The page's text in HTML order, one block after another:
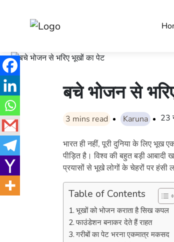
बचे भोजन से
3 mins read Karuna 23
भारत ही नहीं, पूरी दुनिया के लिए
पीड़ित है। विश्व की बहुत बड़ी
प्रयासों से भूखे लोगों के चेहरों पर हंसी
Table of Contents
भूखों को भोजन कराता है सिख कपल
फाउंडेशन बनाकर देते हैं राहत
गरीबों का पेट भरना एकमात्र मकसद